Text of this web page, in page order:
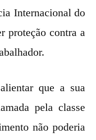
Internacional do
proteção contra a
que a sua
pela classe
não poderia